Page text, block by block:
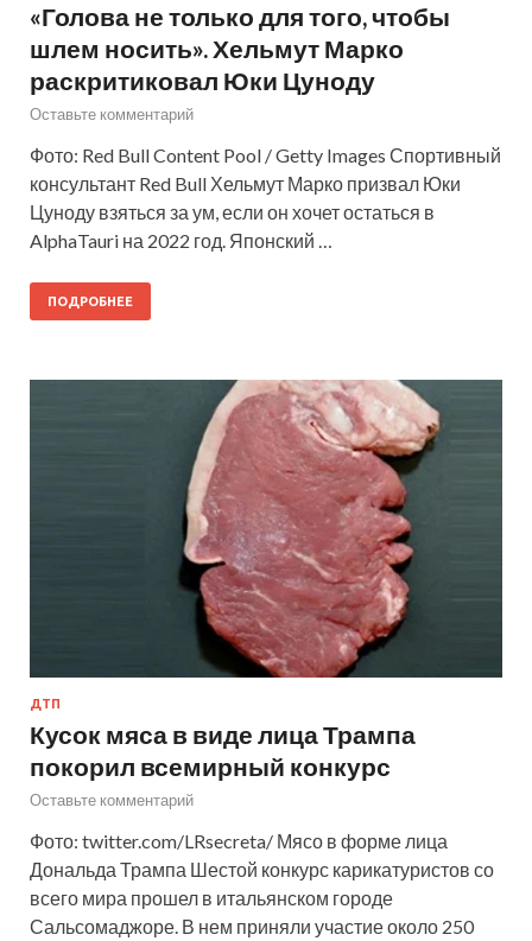
«Голова не только для того, чтобы
шлем носить». Хельмут Марко
раскритиковал Юки Цуноду
Оставьте комментарий
Фото: Red Bull Content Pool / Getty Images Спортивный
консультант Red Bull Хельмут Марко призвал Юки
Цуноду взяться за ум, если он хочет остаться в
AlphaTauri на 2022 год. Японский …
ПОДРОБНЕЕ
ДТП
Кусок мяса в виде лица Трампа
покорил всемирный конкурс
Оставьте комментарий
Фото: twitter.com/LRsecreta/ Мясо в форме лица
Дональда Трампа Шестой конкурс карикатуристов со
всего мира прошел в итальянском городе
Сальсомаджоре. В нем приняли участие около 250